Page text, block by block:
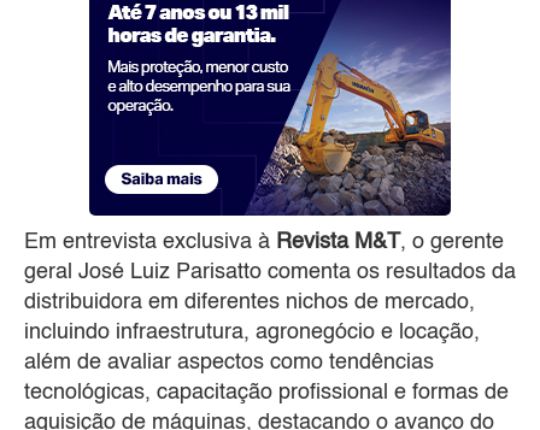
Em entrevista exclusiva à Revista M&T , o gerente
geral José Luiz Parisatto comenta os resultados da
distribuidora em diferentes nichos de mercado,
incluindo infraestrutura, agronegócio e locação,
além de avaliar aspectos como tendências
tecnológicas, capacitação profissional e formas de
aquisição de máquinas, destacando o avanço do